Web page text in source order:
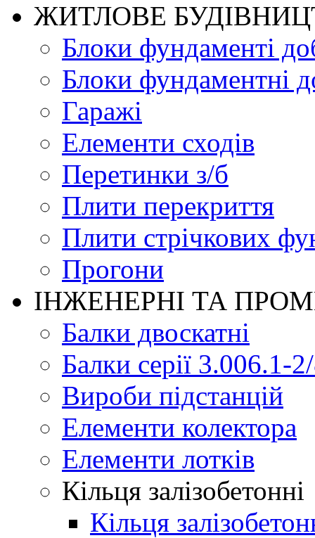
ЖИТЛОВЕ
Блоки фундаменті
Блоки фундаментні
Гаражі
Елементи сходів
Перетинки з/б
Плити перекриття
Плити стрічкових
Прогони
ІНЖЕНЕРНІ ТА
Балки двоскатні
Балки серії 3.006.1-
Вироби підстанцій
Елементи колектора
Елементи лотків
Кільця залізобетонні
Кільця